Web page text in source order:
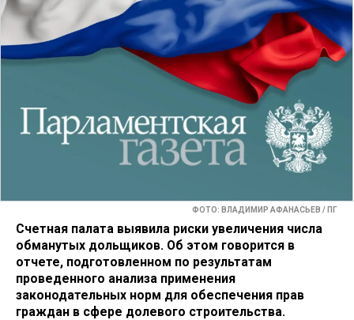
ФОТО: ВЛАДИМИР АФАНАСЬЕВ / ПГ
Счетная палата выявила риски увеличения числа
обманутых дольщиков. Об этом говорится в
отчете, подготовленном по результатам
проведенного анализа применения
законодательных норм для обеспечения прав
граждан в сфере долевого строительства.